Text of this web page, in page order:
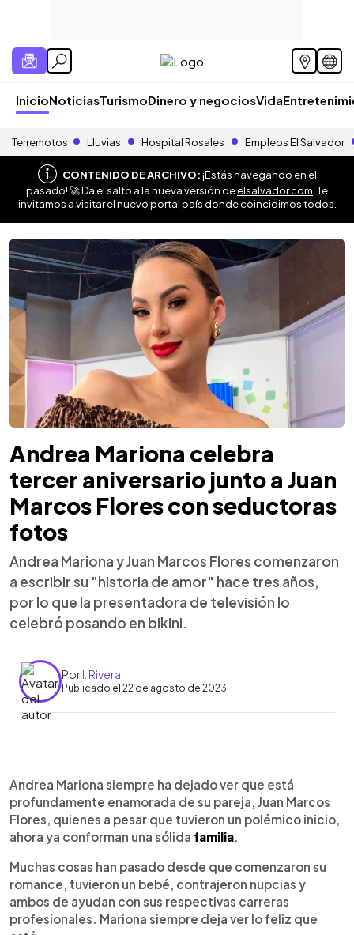
InicioNoticiasTurismoDinero y negociosVida
Terremotos Lluvias Hospital Rosales Empleos El Salvador
CONTENIDO DE ARCHIVO:¡Estás navegando en el
pasado! 🚀 Da el salto a la nueva versión deelsalvador.com . Te
invitamos a visitar el nuevo portal país donde coincidimos todos.
Andrea Mariona celebra
tercer aniversario junto a Juan
Marcos Flores con seductoras
fotos
Andrea Mariona y Juan Marcos Flores comenzaron
a escribir su "historia de amor" hace tres años,
por lo que la presentadora de televisión lo
celebró posando en bikini.
PorI. Rivera
Publicado el 22 de agosto de 2023
► Escuchar artículo
Andrea Mariona siempre ha dejado ver que está
profundamente enamorada de su pareja, Juan Marcos
Flores, quienes a pesar que tuvieron un polémico inicio,
ahora ya conforman una sólida familia
Muchas cosas han pasado desde que comenzaron su
romance, tuvieron un bebé, contrajeron nupcias y
ambos de ayudan con sus respectivas carreras
profesionales. Mariona siempre deja ver lo feliz que